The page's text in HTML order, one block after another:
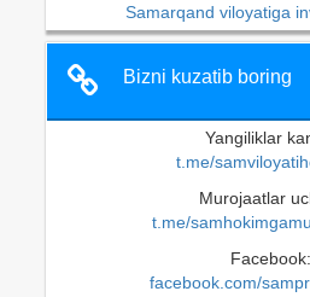
Samarqand viloyatiga
Bizni kuzatib boring
Yangiliklar
t.me/
Murojaatlar
t.me/
Facebook:
facebook.com/